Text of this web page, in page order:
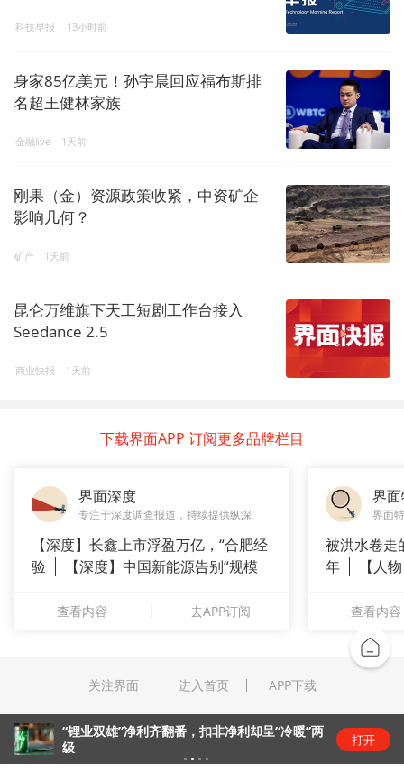
科技早报 13小时前
身家85亿美元！孙宇晨回应福布斯排
名超王健林家族
金融live 1天前
刚果（金）资源政策收紧，中资矿企
影响几何？
矿产 1天前
昆仑万维旗下天工短剧工作台接入
Seedance 2.5
商业快报 1天前
下载界面APP 订阅更多品牌栏目
界面深度
专注于深度调查报道，持续提供纵深
【深度】长鑫上市浮盈万亿，“合肥经
验
【深度】中国新能源告别“规模
查看内容 去APP订阅
界
界面
被洪水卷走
年
【人
查看内容
关注界面 进入首页 APP下载
“锂业双雄”净利齐翻番，扣非净利却呈“冷暖”两
级
打开